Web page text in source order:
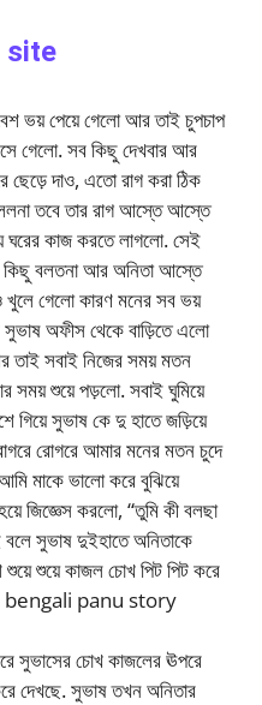
site
ভয় পেয়ে গেলো আর তাই চুপচাপ
গেলো. সব কিছু দেখবার আর
দাও, এতো রাগ করা ঠিক
তবে তার রাগ আস্তে আস্তে
কাজ করতে লাগলো. সেই
কিছু বলতনা আর অনিতা আস্তে
গেলো কারণ মনের সব ভয়
সুভাষ অফীস থেকে বাড়িতে এলো
তাই সবাই নিজের সময় মতন
সময় শুয়ে পড়লো. সবাই ঘুমিয়ে
গিয়ে সুভাষ কে দু হাতে জড়িয়ে
রোগরে আমার মনের মতন চুদে
মাকে ভালো করে বুঝিয়ে
জিজ্ঞেস করলো, “তুমি কী বলছা
সুভাষ দুইহাতে অনিতাকে
শুয়ে কাজল চোখ পিট পিট করে
bengali panu story
সুভাসের চোখ কাজলের ঊপরে
দেখছে. সুভাষ তখন অনিতার